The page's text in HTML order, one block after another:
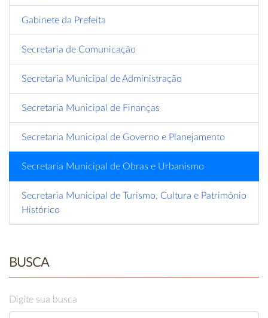
Gabinete da Prefeita
Secretaria de Comunicação
Secretaria Municipal de Administração
Secretaria Municipal de Finanças
Secretaria Municipal de Governo e Planejamento
Secretaria Municipal de Obras e Urbanismo
Secretaria Municipal de Turismo, Cultura e Patrimônio
Histórico
BUSCA
Digite sua busca